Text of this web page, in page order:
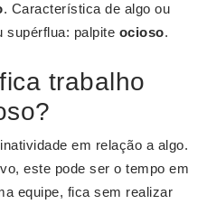
. Característica de algo ou
supérflua: palpite ocioso.
trabalho
em relação a algo.
este pode ser o tempo em
equipe, fica sem realizar